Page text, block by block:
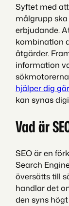
Syftet med
målgrupp
erbjudande.
kombination
åtgärder.
information
hjälper dig
kan synas
Vad är
SEO är en
Search
översätts till
handlar det
den syns